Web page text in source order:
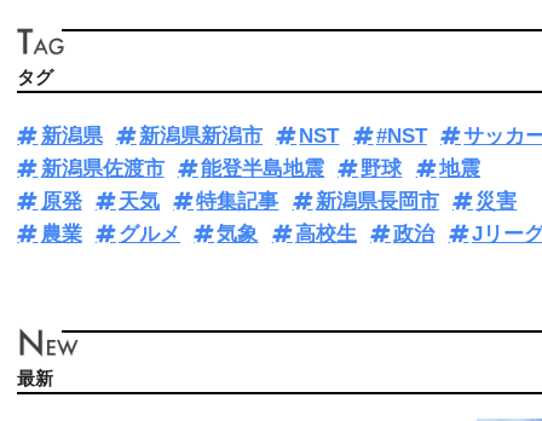
タグ
新潟県 新潟県新潟市 NST #NST
サッカ
新潟県佐渡市
能登半島地震 野球
地震
原発
天気 特集記事 新潟県長岡市
災害
農業
グルメ 気象 高校生 政治 Jリー
最新